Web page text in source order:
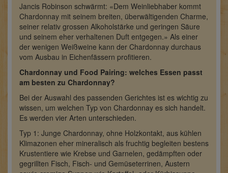
Jancis Robinson schwärmt: «Dem Weinliebhaber kommt
Chardonnay mit seinem breiten, überwältigenden Charme,
seiner relativ grossen Alkoholstärke und geringen Säure
und seinem eher verhaltenen Duft entgegen.» Als einer
der wenigen Weißweine kann der Chardonnay durchaus
vom Ausbau in Eichenfässern profitieren.
Chardonnay und Food Pairing: welches Essen passt
am besten zu Chardonnay?
Bei der Auswahl des passenden Gerichtes ist es wichtig zu
wissen, um welchen Typ von Chardonnay es sich handelt.
Es werden vier Arten unterschieden.
Typ 1: Junge Chardonnay, ohne Holzkontakt, aus kühlen
Klimazonen eher mineralisch als fruchtig begleiten bestens
Krustentiere wie Krebse und Garnelen, gedämpften oder
gegrillten Fisch, Fisch- und Gemüseterrinen, Austern